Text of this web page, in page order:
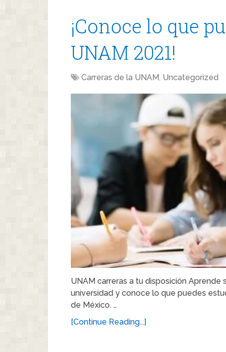
¡Conoce lo que
UNAM 2021!
Carreras de la UNAM, Uncategorized
UNAM carreras a tu disposición
universidad y conoce lo que puedes
de México. …
[Continue Reading...]